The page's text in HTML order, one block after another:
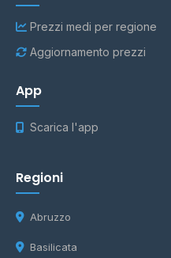
Prezzi medi per regione
Aggiornamento prezzi
App
Scarica l'app
Regioni
Abruzzo
Basilicata